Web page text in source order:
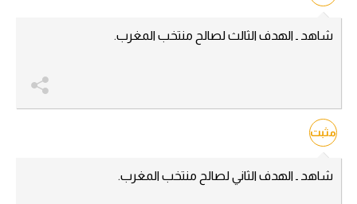
الدوري الفرنسي
شاهد ـ الهدف الثالث لصالح منتخب المغرب.
مثبت
شاهد ـ الهدف الثاني لصالح منتخب المغرب.